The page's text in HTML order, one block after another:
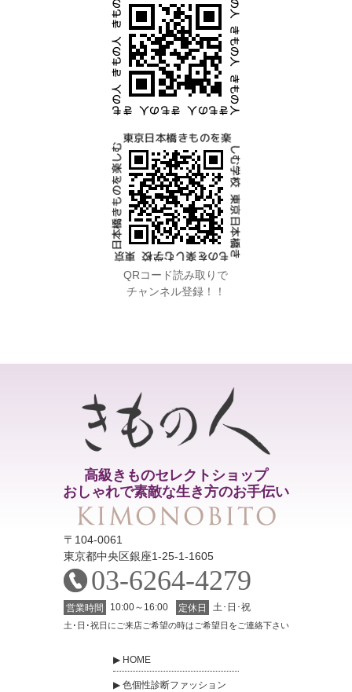
QRコード読み取りで
チャンネル登録！！
高級きものセレクトショップ
おしゃれで素敵な生き方のお手伝い
〒104-0061
東京都中央区銀座1-25-1-1605
03-6264-4279
営業時間 10:00～16:00 定休日 土･日･祝
土･日･祝日にご来店ご希望の時はご希望日をご連絡下さい
HOME
色個性診断ファッション